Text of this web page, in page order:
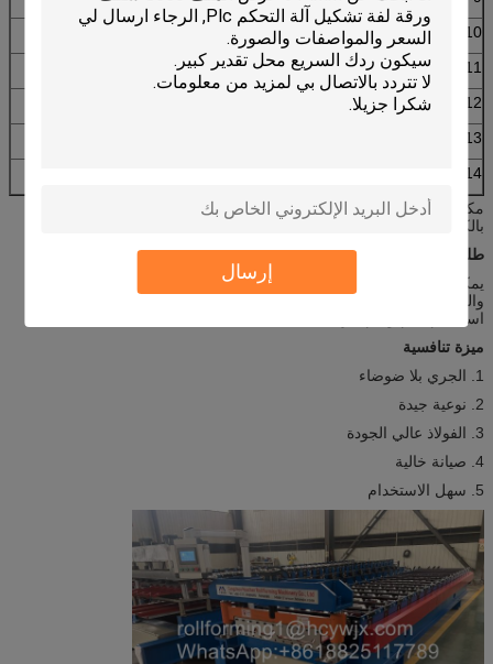
إرسال
10
الجهد االكهربى
380 فولت 50 هرتز 3 مراحل
11
مادة لوح التقطيع كر 12
12
هيدروليكي
13
14
مكونات المعدات: آلة تشكيل اللفافة من صنع الإنسان - نظام التحكم
بالكمبيوتر - قطع نظام التحكم الهيدروليكي
طلب
يمكن استخدام هذا النوع من الألواح على نطاق واسع في المصنع والمنزل
والتخزين والسقف الصلب البسيط والجدار.لديها ميزة المظهر الجميل ،
استخدام دائم وهلم جرا.
ميزة تنافسية
1. الجري بلا ضوضاء
2. نوعية جيدة
3. الفولاذ عالي الجودة
4. صيانة خالية
5. سهل الاستخدام